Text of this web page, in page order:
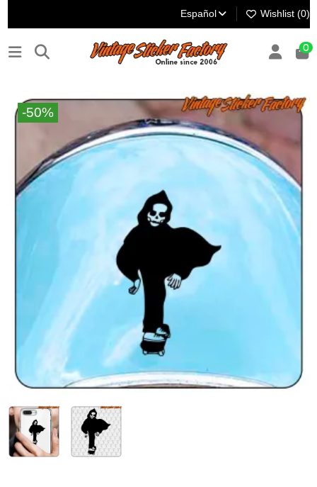
Español Wishlist (0)
0
-50%